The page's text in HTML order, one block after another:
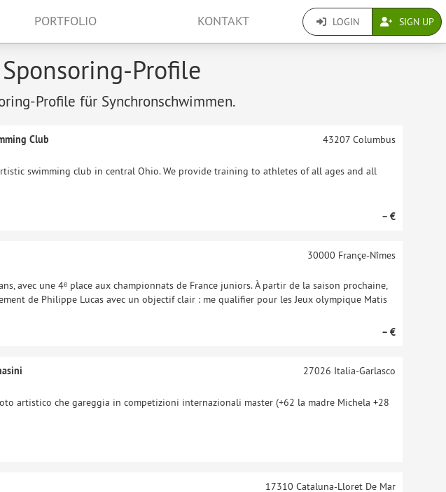
PORTFOLIO KONTAKT LOGIN SIGN UP
Profile
Profile für Synchronschwimmen.
Club
swimming club in central Ohio. We provide training to athletes of all ages and all
43207Columbus
– €
avec une 4ᵉ place aux championnats de France juniors. À partir de la saison prochaine,
de Philippe Lucas avec un objectif clair : me qualifier pour les Jeux olympique Matis
30000 Françe-Nîmes
– €
artistico che gareggia in competizioni internazionali master (+62 la madre Michela +28
27026 Italia-Garlasco
17310 Cataluna-Lloret De Mar